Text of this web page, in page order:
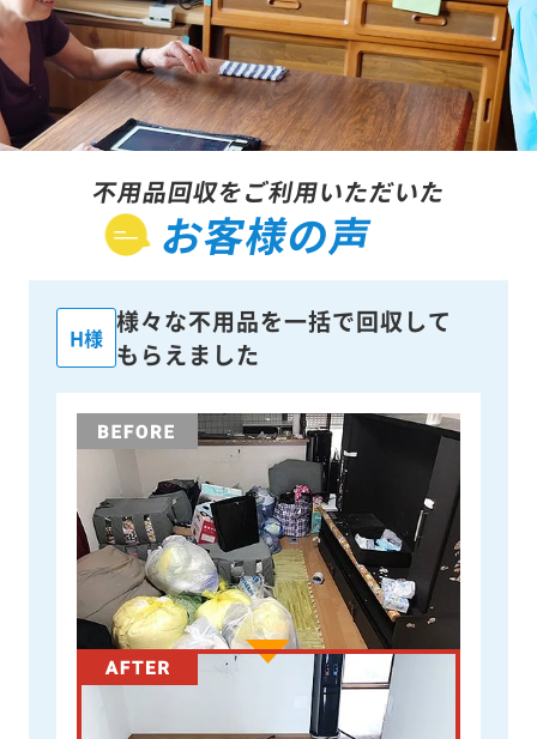
不用品回収をご利用いただいた
お客様の声
H様
様々な不用品を一括で回収して
もらえました